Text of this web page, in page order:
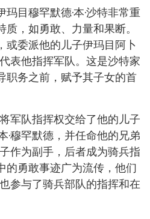
目穆罕默德·本·沙特非常重
，如勇敢、力量和果断。
或委派他的儿子伊玛目阿卜
表他指挥军队。这是沙特家
职务之前，赋予其子女的首
军队指挥权交给了他的儿子
·穆罕默德，并任命他的兄弟
作为副手，后者成为骑兵指
的勇敢事迹广为流传，他们
参与了骑兵部队的指挥和在